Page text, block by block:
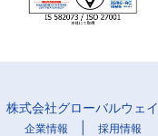
株式会社グローバルウェイ
企業情報 採用情報